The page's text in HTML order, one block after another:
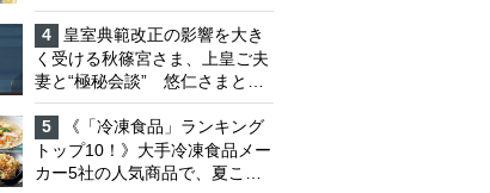
別居で孤独を感じていた
4
皇室典範改正の影響を大き
く受ける秋篠宮さま、上皇ご夫
妻と“極秘会談” 悠仁さまと佳
子さまの結婚を含めた将来や皇
室の伝統のあり方をご相談か
5
《「冷凍食品」ランキング
トップ10！》大手冷凍食品メー
カー5社の人気商品で、夏こそ